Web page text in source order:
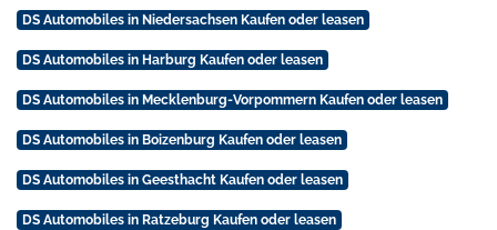
DS Automobiles in Niedersachsen Kaufen oder leasen
DS Automobiles in Harburg Kaufen oder leasen
DS Automobiles in Mecklenburg-Vorpommern Kaufen oder leasen
DS Automobiles in Boizenburg Kaufen oder leasen
DS Automobiles in Geesthacht Kaufen oder leasen
DS Automobiles in Ratzeburg Kaufen oder leasen